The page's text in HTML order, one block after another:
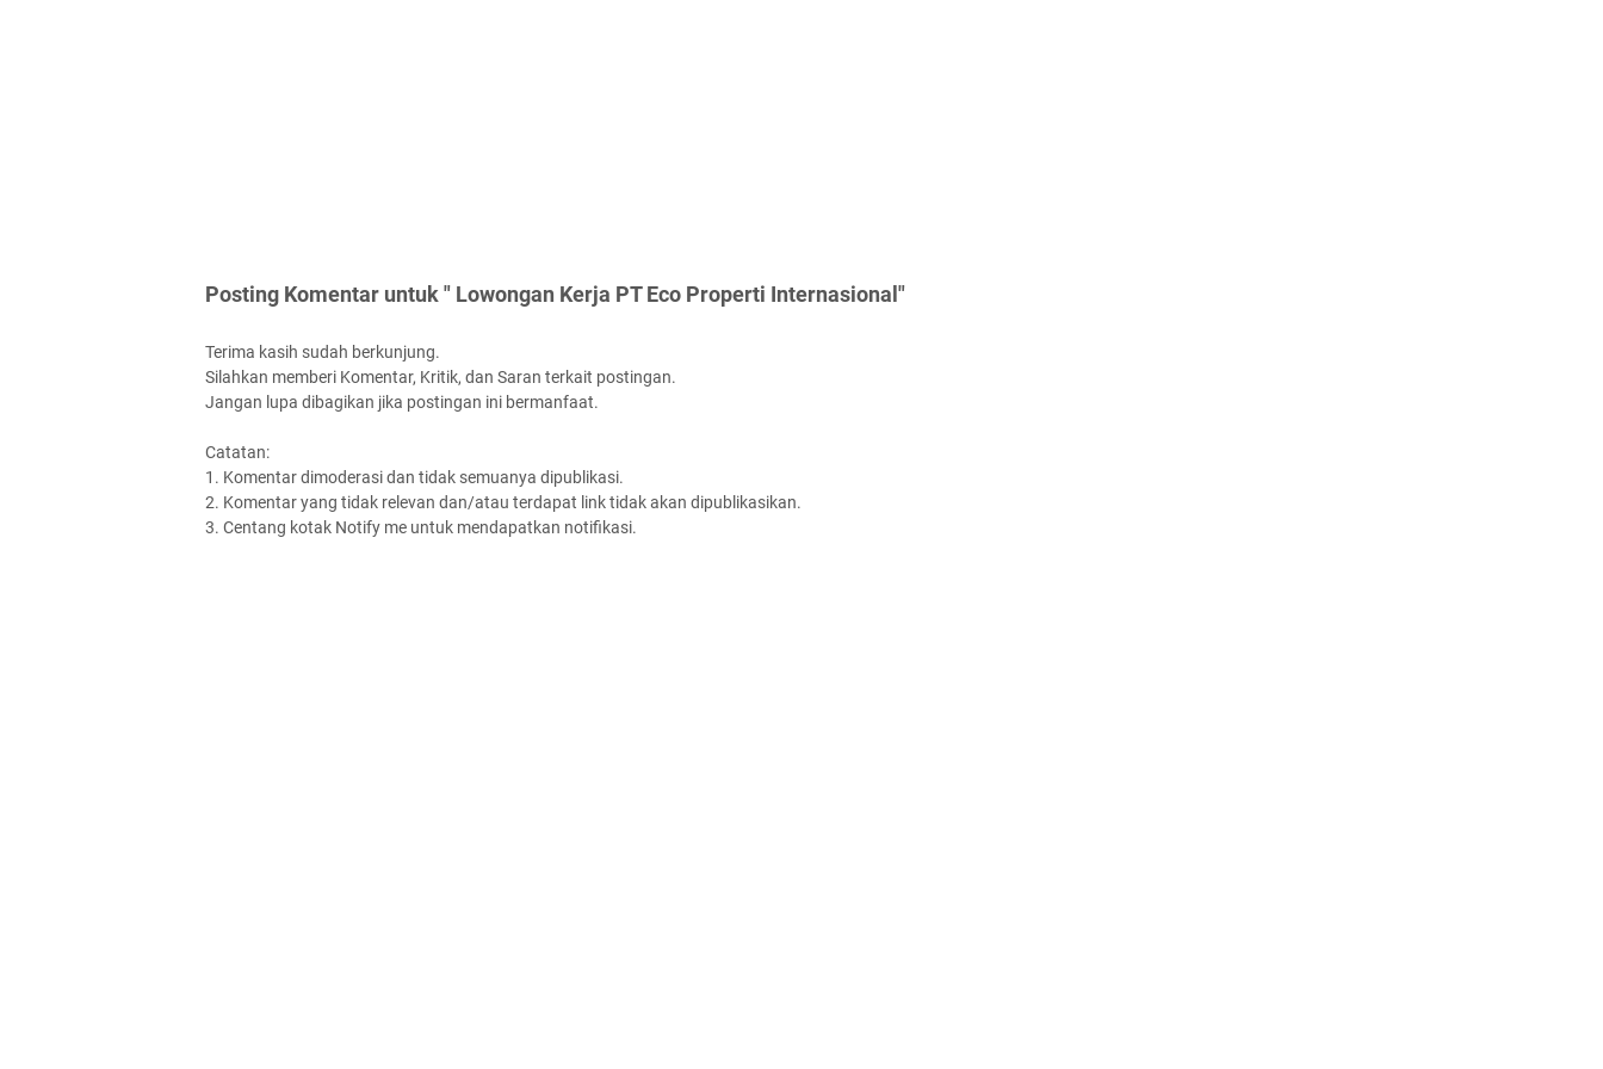
Posting Komentar untuk " Lowongan Kerja PT Eco Properti Internasional"
Terima kasih sudah berkunjung.
Silahkan memberi Komentar, Kritik, dan Saran terkait postingan.
Jangan lupa dibagikan jika postingan ini bermanfaat.
Catatan:
1. Komentar dimoderasi dan tidak semuanya dipublikasi.
2. Komentar yang tidak relevan dan/atau terdapat link tidak akan dipublikasikan.
3. Centang kotak Notify me untuk mendapatkan notifikasi.